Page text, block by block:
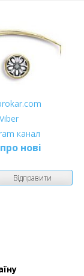
канал
нові